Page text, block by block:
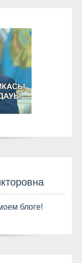
блоге!